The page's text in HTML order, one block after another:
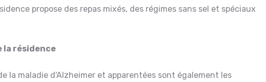
propose des repas mixés, des régimes sans sel et spéciaux
la résidence
la maladie d'Alzheimer et apparentées sont également les